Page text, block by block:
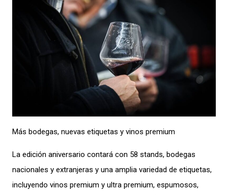
Más bodegas, nuevas etiquetas y vinos premium
La edición aniversario contará con 58 stands, bodegas
nacionales y extranjeras y una amplia variedad de etiquetas,
incluyendo vinos premium y ultra premium, espumosos,